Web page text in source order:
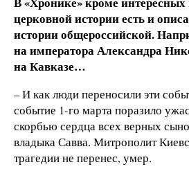
церковной истории есть и
истории общероссийской.
на императора Александра
на Кавказе…
– И как люди переносили эти
событие 1-го марта поразило
скорбью сердца всех верных
владыка Савва. Митрополит
трагедии не перенес, умер.